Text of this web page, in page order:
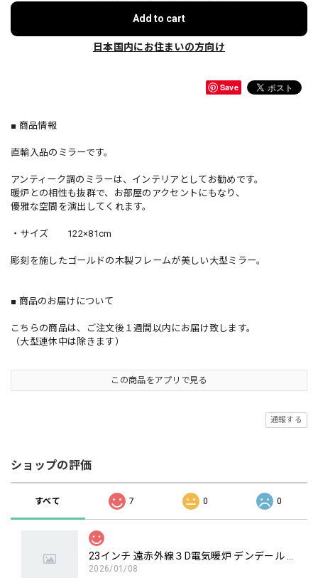
Add to cart
日本国内にお住まいの方向け
Save
■ 商品情報
直輸入品のミラーです。
アンティーク調のミラーは、インテリアとしてお勧めです。
暖炉との相性も抜群で、お部屋のアクセントにもなり、
優雅な空間を演出してくれます。
・サイズ 122×81cm
彫刻を施したゴールドの木製フレームが美しい大型ミラー。
■ 商品のお届けについて
こちらの商品は、ご注文後１週間以内にお届け致します。
（大型連休中は除きます）
この商品をアプリで見る
通報する
ショップの評価
すべて 7 0 0
2026/01/08